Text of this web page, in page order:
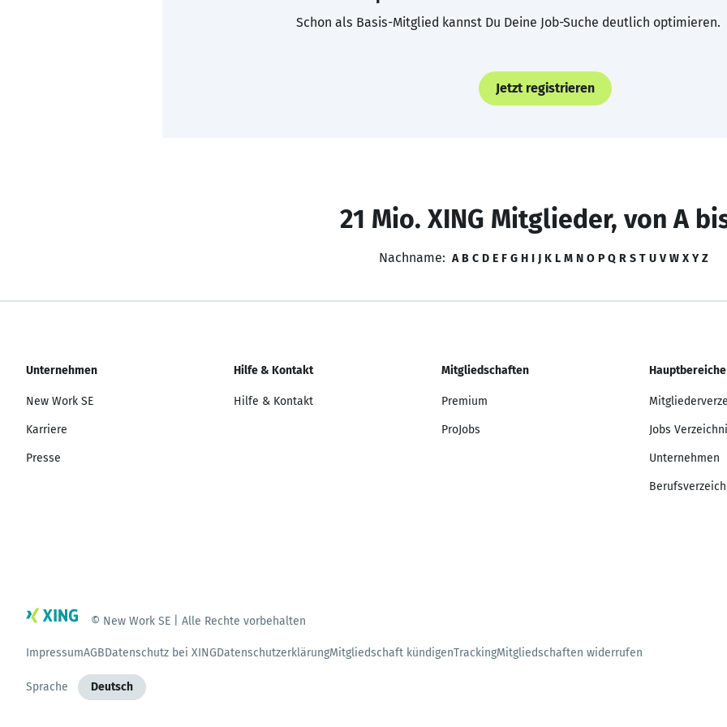
Schon als Basis-Mitglied kannst Du Deine Job-Suche deutlich optimieren.
Jetzt registrieren
21 Mio. XING Mitglieder, von A
Nachname: A B C D E F G H I J K L M N O P Q R S T U V W X Y Z
Unternehmen
New Work SE
Karriere
Presse
Hilfe & Kontakt
Hilfe & Kontakt
Mitgliedschaften
Premium
ProJobs
Hauptbereiche
Jobs
Unternehmen
© New Work SE | Alle Rechte vorbehalten
ImpressumAGBDatenschutz bei XINGDatenschutzerklärungMitgliedschaft kündigenTrackingMitgliedschaften widerrufen
Sprache Deutsch